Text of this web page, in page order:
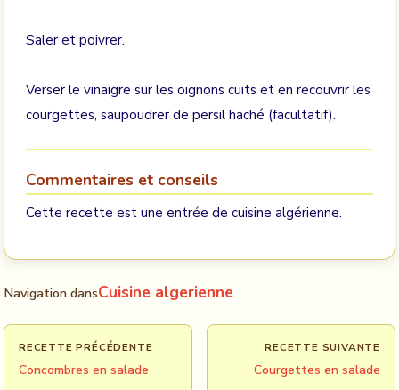
Saler et poivrer.
Verser le vinaigre sur les oignons cuits et en recouvrir les
courgettes, saupoudrer de persil haché (facultatif).
Commentaires et conseils
Cette recette est une entrée de cuisine algérienne.
Navigation dansCuisine algerienne
RECETTE PRÉCÉDENTE
Concombres en salade
RECETTE SUIVANTE
Courgettes en salade